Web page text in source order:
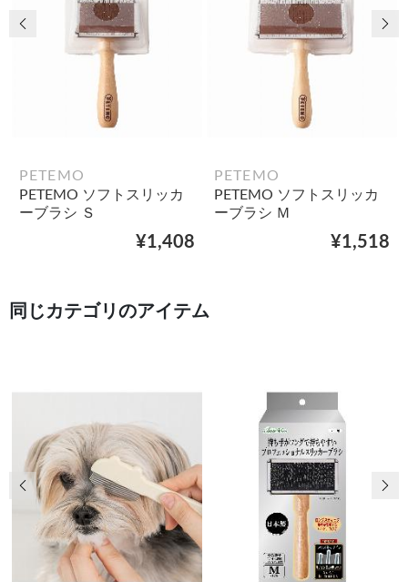
PETEMO
PETEMO ソフトスリッカ
ーブラシ Ｓ
¥1,408
PETEMO
PETEMO ソフトスリッカ
ーブラシ Ｍ
¥1,518
前の画像 次
同じカテゴリのアイテム
前の画像 次